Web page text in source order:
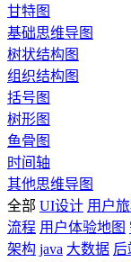
甘特图
基础思维导图
树状结构图
组织结构图
括号图
树形图
鱼骨图
时间轴
其他思维导图
全部 UI设计 用户
流程 用户体验地图
架构 java 大数据 后